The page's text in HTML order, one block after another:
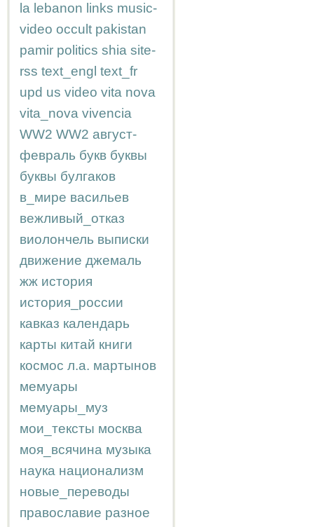
la lebanon links music-
video occult pakistan
pamir politics shia site-
rss text_engl text_fr
upd us video vita nova
vita_nova vivencia
WW2 WW2 август-
февраль букв буквы
буквы булгаков
в_мире васильев
вежливый_отказ
виолончель выписки
движение джемаль
жж история
история_россии
кавказ календарь
карты китай книги
космос л.а. мартынов
мемуары
мемуары_муз
мои_тексты москва
моя_всячина музыка
наука национализм
новые_переводы
православие разное